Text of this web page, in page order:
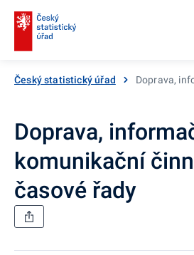
Český statistický úřad Doprava,
Doprava,
komunikační
časové řady